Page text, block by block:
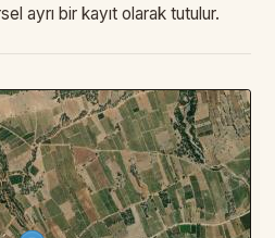
ayrı bir kayıt olarak tutulur.
—DA